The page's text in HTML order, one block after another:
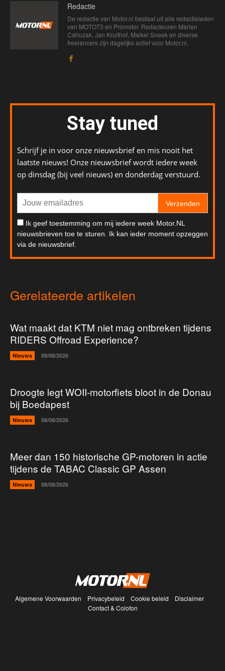
Redactie
De redactie van Motor.nl bestaat uit alle redactieleden
van MOTO73 en Promotor. Redacteuren Marien
Cahuzak, Jan Kruithof, Maikel Sneek en diverse
freelancers zijn dagelijks actief voor Motor.nl.
Stay tuned
Schrijf je in voor onze nieuwsbrief en mis nooit het
laatste nieuws! Onze nieuwsbrief wordt iedere week
op dinsdag (bij veel nieuws) en donderdag verstuurd.
Verzenden
Ik geef toestemming om mij iedere week Motor.NL
nieuwsbrieven toe te sturen. Ik kan ieder moment opzeggen
via de nieuwsbrief.
Gerelateerde artikelen
Wat maakt dat KTM niet mag ontbreken tijdens
RIDERS Offroad Experience?
Nieuws 09/08/2026
Droogte legt WOII-motorfiets bloot in de Donau
bij Boedapest
Nieuws 08/08/2026
Meer dan 150 historische GP-motoren in actie
tijdens de TABAC Classic GP Assen
Nieuws 08/08/2026
Algemene Voorwaarden Privacybeleid Cookie beleid
Disclaimer
Contact & Colofon